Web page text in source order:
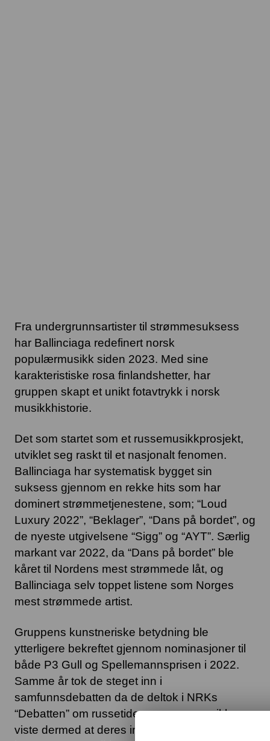
Fra undergrunnsartister til strømmesuksess
har Ballinciaga redefinert norsk
populærmusikk siden 2023. Med sine
karakteristiske rosa finlandshetter, har
gruppen skapt et unikt fotavtrykk i norsk
musikkhistorie.
Det som startet som et russemusikkprosjekt,
utviklet seg raskt til et nasjonalt fenomen.
Ballinciaga har systematisk bygget sin
suksess gjennom en rekke hits som har
dominert strømmetjenestene, som; “Loud
Luxury 2022”, “Beklager”, “Dans på bordet”, og
de nyeste utgivelsene “Sigg” og “AYT”. Særlig
markant var 2022, da “Dans på bordet” ble
kåret til Nordens mest strømmede låt, og
Ballinciaga selv toppet listene som Norges
mest strømmede artist.
Gruppens kunstneriske betydning ble
ytterligere bekreftet gjennom nominasjoner til
både P3 Gull og Spellemannsprisen i 2022.
Samme år tok de steget inn i
samfunnsdebatten da de deltok i NRKs
“Debatten” om russetiden og russemusikk, og
viste dermed at deres innflytelse strekker seg